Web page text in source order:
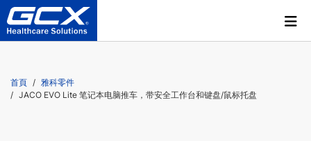
首頁
雅科零件
JACO EVO Lite 笔记本电脑推车，带安全工作台和键盘/鼠标托盘